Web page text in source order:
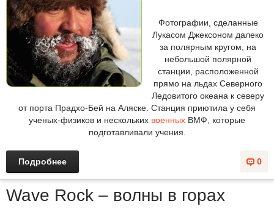
Фотографии, сделанные
Лукасом Джексоном далеко
за полярным кругом, на
небольшой полярной
станции, расположенной
прямо на льдах Северного
Ледовитого океана к северу
от порта Прадхо-Бей на Аляске. Станция приютила у себя
ученых-физиков и нескольких военных ВМФ, которые
подготавливали учения.
0
Подробнее
Wave Rock – волны в горах